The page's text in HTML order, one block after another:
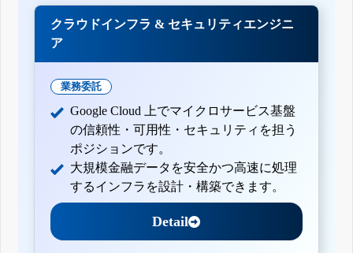
クラウドインフラ & セキュリティエンジニ
ア
業務委託
Google Cloud 上でマイクロサービス基盤
の信頼性・可用性・セキュリティを担う
ポジションです。
大規模金融データを安全かつ高速に処理
するインフラを設計・構築できます。
Detail